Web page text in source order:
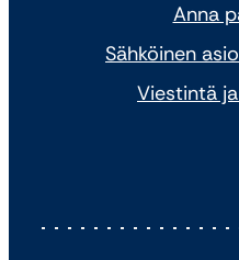
Anna
Sähköinen
Viestintä